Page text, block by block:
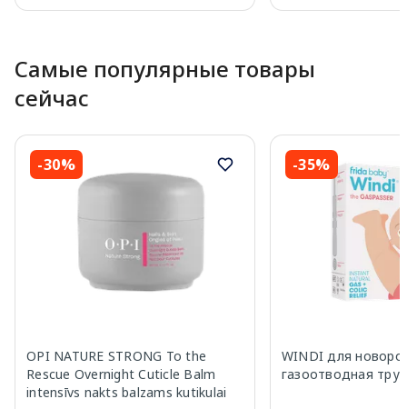
Самые популярные товары
сейчас
-30%
OPI NATURE STRONG To the
Rescue Overnight Cuticle Balm
intensīvs nakts balzams kutikulai
-35%
WINDI для
газоотводная